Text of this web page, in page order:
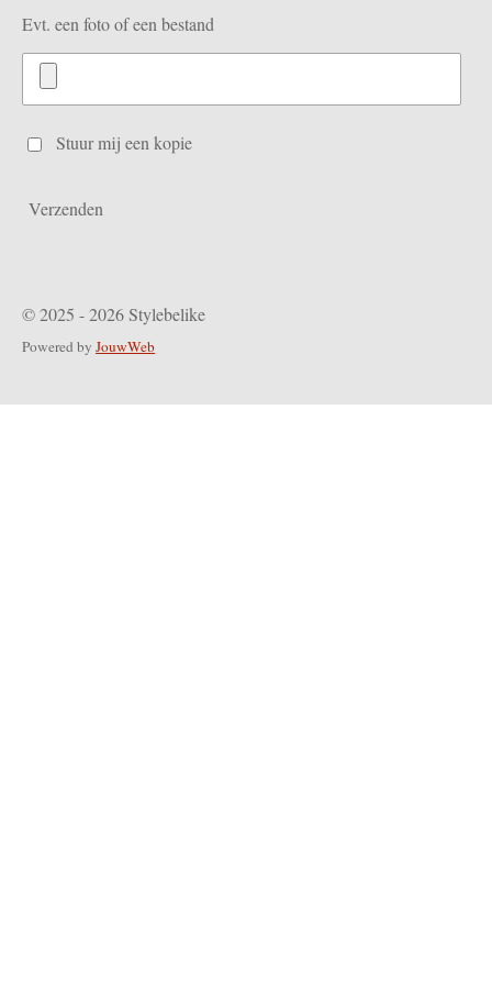
Evt. een foto of een bestand
Stuur mij een kopie
Verzenden
© 2025 - 2026 Stylebelike
Powered by JouwWeb